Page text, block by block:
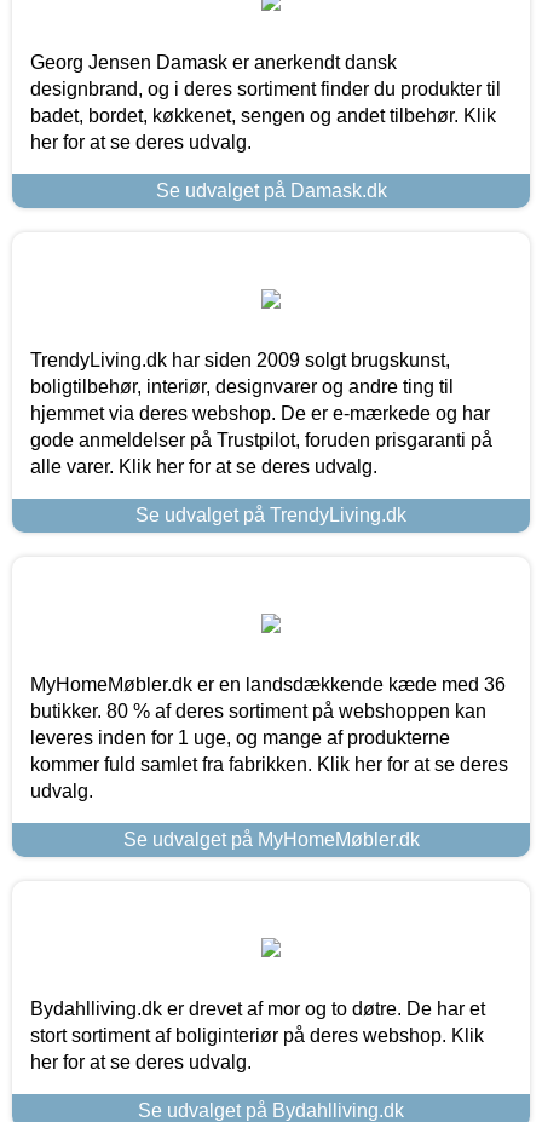
Georg Jensen Damask er anerkendt dansk
designbrand, og i deres sortiment finder du produkter til
badet, bordet, køkkenet, sengen og andet tilbehør. Klik
her for at se deres udvalg.
Se udvalget på Damask.dk
TrendyLiving.dk har siden 2009 solgt brugskunst,
boligtilbehør, interiør, designvarer og andre ting til
hjemmet via deres webshop. De er e-mærkede og har
gode anmeldelser på Trustpilot, foruden prisgaranti på
alle varer. Klik her for at se deres udvalg.
Se udvalget på TrendyLiving.dk
MyHomeMøbler.dk er en landsdækkende kæde med 36
butikker. 80 % af deres sortiment på webshoppen kan
leveres inden for 1 uge, og mange af produkterne
kommer fuld samlet fra fabrikken. Klik her for at se deres
udvalg.
Se udvalget på MyHomeMøbler.dk
Bydahlliving.dk er drevet af mor og to døtre. De har et
stort sortiment af boliginteriør på deres webshop. Klik
her for at se deres udvalg.
Se udvalget på Bydahlliving.dk